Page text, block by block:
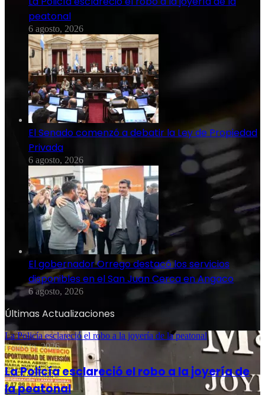
peatonal
6 agosto, 2026
El Senado comenzó a debatir la Ley de Propiedad
Privada
6 agosto, 2026
El gobernador Orrego destacó los servicios
disponibles en el San Juan Cerca en Angaco
6 agosto, 2026
Últimas Actualizaciones
La Policía esclareció el robo a la joyería de la peatonal
6 agosto, 2026
La Policía esclareció el robo a la joyería de
la peatonal